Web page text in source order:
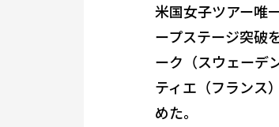
米国女子ツアー唯
ープステージ突破
ーク（スウェーデ
ティエ（フランス
めた。